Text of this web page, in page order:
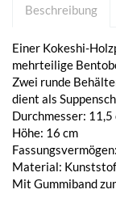
Beschreibung
Einer Kokeshi-
mehrteilige
Zwei runde
dient als
Durchmesser: 11,5
Höhe: 16 cm
Material:
Mit Gummiband